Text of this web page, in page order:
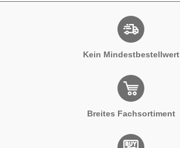
Kein Mindestbestellwert
Breites Fachsortiment